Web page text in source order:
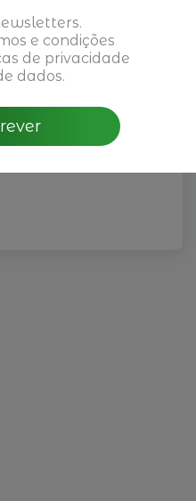
for
e condições
de privacidade
dados.